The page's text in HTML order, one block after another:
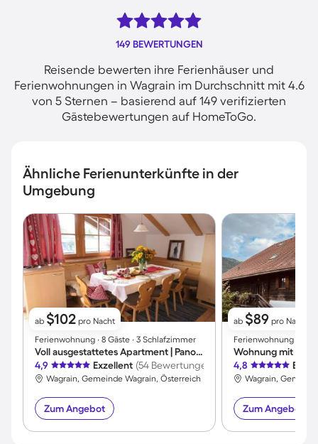
149 BEWERTUNGEN
Reisende bewerten ihre Ferienhäuser und
Ferienwohnungen in Wagrain im Durchschnitt mit 4.6
von 5 Sternen – basierend auf 149 verifizierten
Gästebewertungen auf HomeToGo.
Ähnliche Ferienunterkünfte in der
Umgebung
ab $102 pro Nacht
Ferienwohnung ∙ 8 Gäste ∙ 3 Schlafzimmer
Voll ausgestattetes Apartment | Panoramablick | Nah am Skifahren
4,9
Exzellent (54 Bewertungen)
Wagrain, Gemeinde Wagrain, Österreich
Zum Angebot
ab $89 pro Nacht
Ferienwohnung ∙ 2
Wohnung mit
4,8
Wagrain,
Zum Angebot